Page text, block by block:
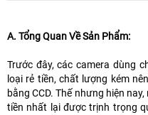
A. Tổng Quan Về Sản Phẩm:
Trước đây, các camera dùng
loại rẻ tiền, chất lượng kém
bằng CCD. Thế nhưng hiện
tiền nhất lại được trịnh trọng